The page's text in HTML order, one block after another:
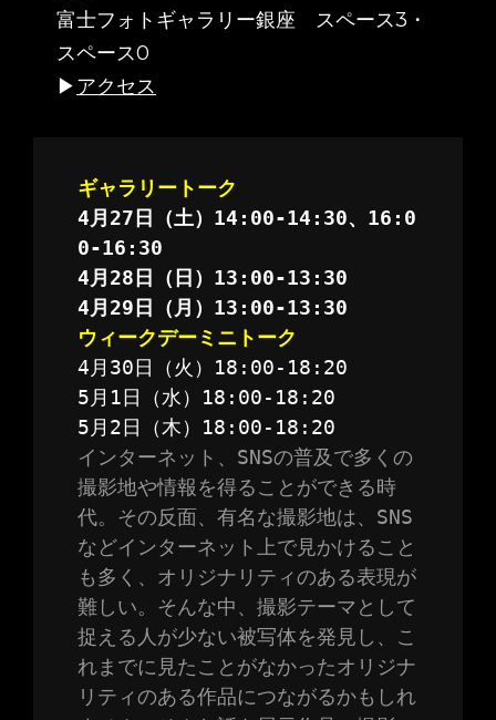
富士フォトギャラリー銀座 スペース3・
スペース0
▶アクセス
4月27日（土）14:00-14:30、16:0
0-16:30
4月28日（日）13:00-13:30
ウィークデーミニトーク
4月30日（火）18:00-18:20
5月1日（水）18:00-18:20
5月2日（木）18:00-18:20
インターネット、SNSの普及で多くの
撮影地や情報を得ることができる時
代。その反面、有名な撮影地は、SNS
などインターネット上で見かけること
も多く、オリジナリティのある表現が
難しい。そんな中、撮影テーマとして
捉える人が少ない被写体を発見し、こ
れまでに見たことがなかったオリジナ
リティのある作品につながるかもしれ